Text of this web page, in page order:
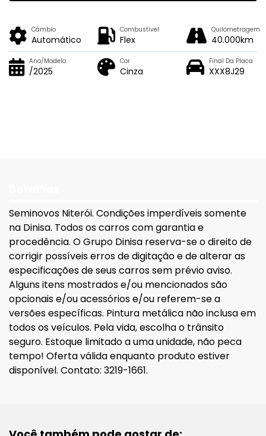
Câmbio
Automático
Combustível
Flex
Quilometragem
40.000km
Ano/Modelo
/2025
Cor
Cinza
Final Da Placa
XXX8J29
Seminovos Niterói. Condições imperdíveis somente
na Dinisa. Todos os carros com garantia e
procedência. O Grupo Dinisa reserva-se o direito de
corrigir possíveis erros de digitação e de alterar as
especificações de seus carros sem prévio aviso.
Alguns itens mostrados e/ou mencionados são
opcionais e/ou acessórios e/ou referem-se a
versões específicas. Pintura metálica não inclusa em
todos os veículos. Pela vida, escolha o trânsito
seguro. Estoque limitado a uma unidade, não peca
tempo! Oferta válida enquanto produto estiver
disponível. Contato: 3219-1661.